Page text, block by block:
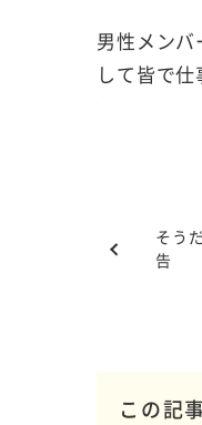
男性メン
して皆で
そう
告
この記